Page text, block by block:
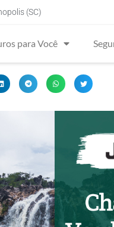
(SC)
para Você